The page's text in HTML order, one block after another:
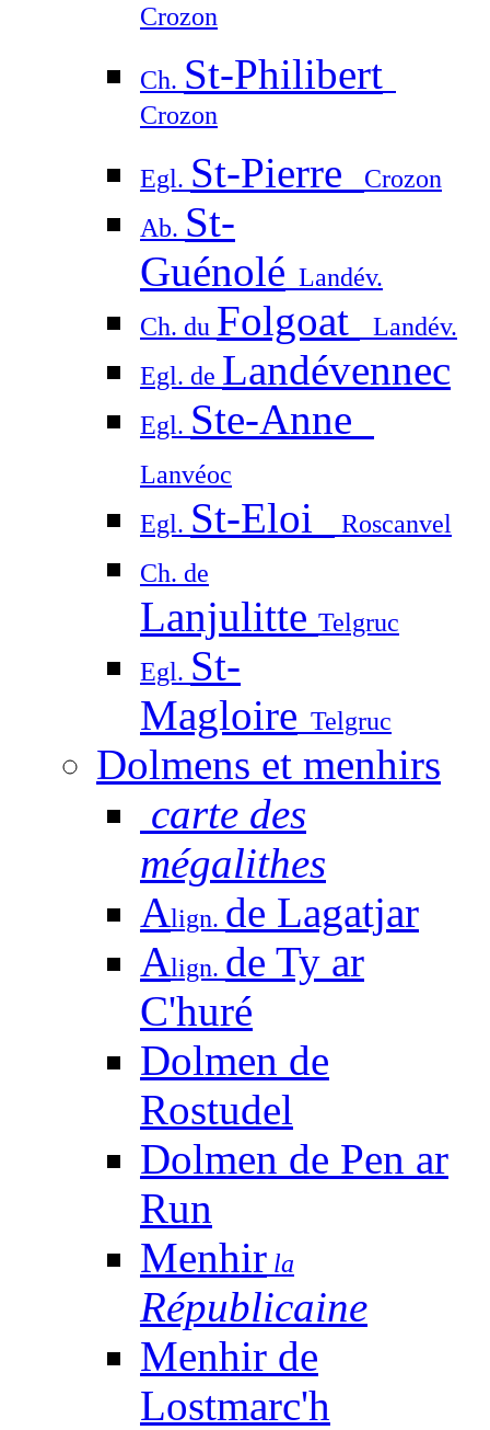
Crozon
Ch. St-Philibert
Crozon
Egl. St-Pierre
Crozon
Ab. St-
Guénolé Landév.
Ch. du Folgoat
Landév.
Egl. de Landévennec
Egl. Ste-Anne
Lanvéoc
Egl. St-Eloi
Roscanvel
Ch. de
Lanjulitte Telgruc
Egl. St-
Magloire Telgruc
Dolmens et menhirs
carte des
mégalithes
Align. de Lagatjar
Align. de Ty ar
C'huré
Dolmen de
Rostudel
Dolmen de Pen ar
Run
Menhir la
Républicaine
Menhir de
Lostmarc'h